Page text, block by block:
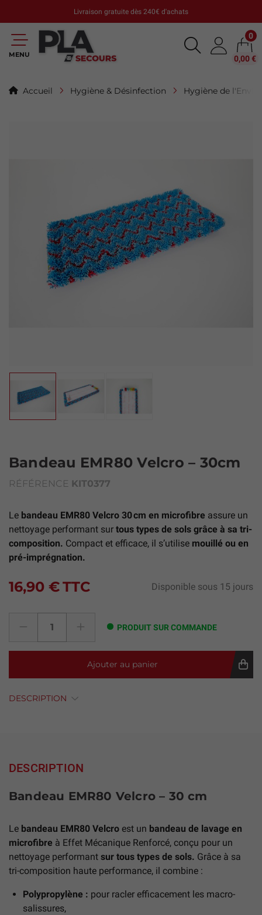
Livraison gratuite dès 240€ d'achats
MENU
0
0,00 €
Accueil Hygiène & Désinfection Hygiène de
Bandeau EMR80 Velcro – 30cm
RÉFÉRENCE KIT0377
Le bandeau EMR80 Velcro 30 cm en microfibre assure un
nettoyage performant sur tous types de sols grâce à sa tri-
composition. Compact et efficace, il s’utilise mouillé ou en
pré-imprégnation.
16,90 €TTC Disponible sous 15 jours
PRODUIT SUR COMMANDE
Ajouter au panier
DESCRIPTION
DESCRIPTION
Bandeau EMR80 Velcro – 30 cm
Le bandeau EMR80 Velcro est un bandeau de lavage en
microfibre à Effet Mécanique Renforcé, conçu pour un
nettoyage performant sur tous types de sols. Grâce à sa
tri-composition haute performance, il combine :
Polypropylène : pour racler efficacement les macro-
salissures,